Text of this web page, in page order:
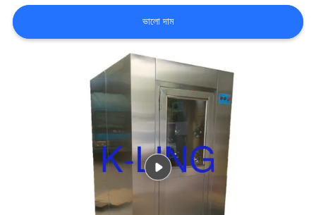
মামলা
ভালো দাম